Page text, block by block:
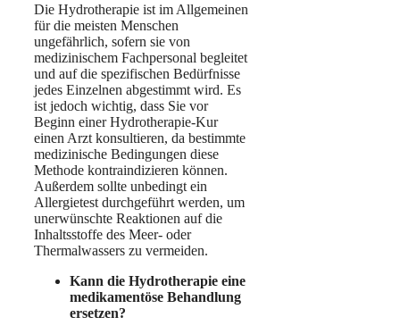
Die Hydrotherapie ist im Allgemeinen
für die meisten Menschen
ungefährlich, sofern sie von
medizinischem Fachpersonal begleitet
und auf die spezifischen Bedürfnisse
jedes Einzelnen abgestimmt wird. Es
ist jedoch wichtig, dass Sie vor
Beginn einer Hydrotherapie-Kur
einen Arzt konsultieren, da bestimmte
medizinische Bedingungen diese
Methode kontraindizieren können.
Außerdem sollte unbedingt ein
Allergietest durchgeführt werden, um
unerwünschte Reaktionen auf die
Inhaltsstoffe des Meer- oder
Thermalwassers zu vermeiden.
Kann die Hydrotherapie eine
medikamentöse Behandlung
ersetzen?